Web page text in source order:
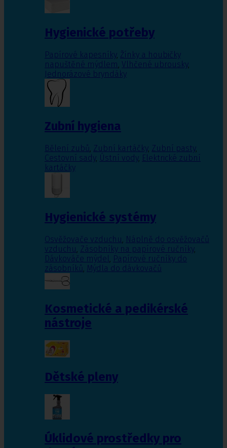
Hygienické potřeby
Papírové kapesníky, Žínky a houbičky
napuštěné mýdlem, Vlhčené ubrousky,
Jednorázové bryndáky
Zubní hygiena
Bělení zubů, Zubní kartáčky, Zubní pasty,
Cestovní sady, Ústní vody, Elektrické zubní
kartáčky
Hygienické systémy
Osvěžovače vzduchu, Náplně do osvěžovačů
vzduchu, Zásobníky na papírové ručníky,
Dávkováče mýdel, Papírové ručníky do
zásobníků, Mýdla do dávkovačů
Kosmetické a pedikérské
nástroje
Dětské pleny
Úklidové prostředky pro